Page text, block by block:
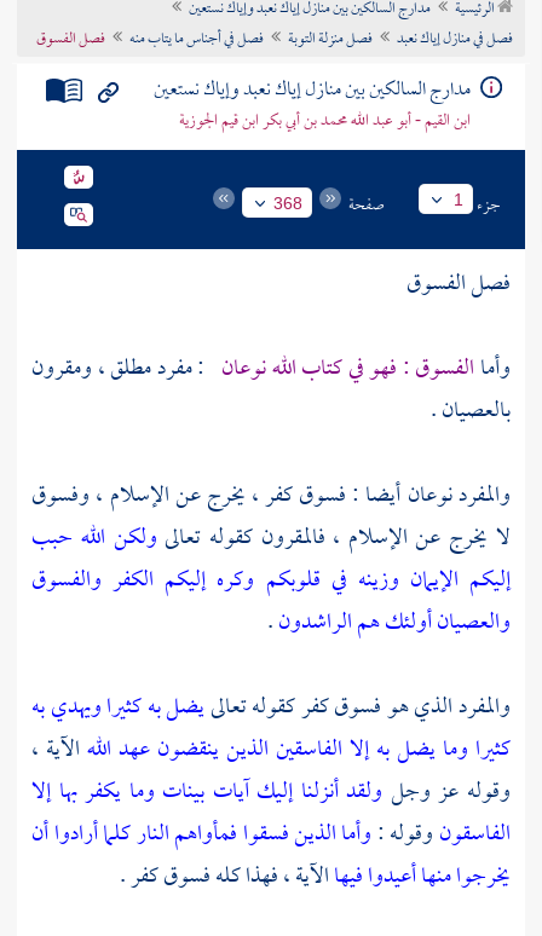
تراجم الأعلام
الرئيسية
مدارج السالكين بين منازل إياك نعبد وإياك نستعين
فصل في منازل إياك نعبد
فصل منزلة التوبة فصل في أجناس ما يتاب منه فصل الفسوق
مدارج السالكين بين منازل إياك نعبد وإياك نستعين
ابن القيم - أبو عبد الله محمد بن أبي بكر ابن قيم الجوزية
جزء 1 صفحة 368
فصل الفسوق
وأماالفسوق : فهو في كتاب الله نوعان : مفرد مطلق ، ومقرون
بالعصيان .
والمفرد نوعان أيضا : فسوق كفر ، يخرج عن الإسلام ، وفسوق
لا يخرج عن الإسلام ، فالمقرون كقوله تعالىولكن الله حبب
إليكم الإيمان وزينه في قلوبكم وكره إليكم الكفر والفسوق
والعصيان أولئك هم الراشدون.
والمفرد الذي هو فسوق كفر كقوله تعالىيضل به كثيرا ويهدي به
كثيرا وما يضل به إلا الفاسقين الذين ينقضون عهد اللهالآية ،
وقوله عز وجل ولقد أنزلنا إليك آيات بينات وما يكفر بها إلا
الفاسقونوقوله :وأما الذين فسقوا فمأواهم النار كلما أرادوا أن
يخرجوا منها أعيدوا فيهاالآية ، فهذا كله فسوق كفر .